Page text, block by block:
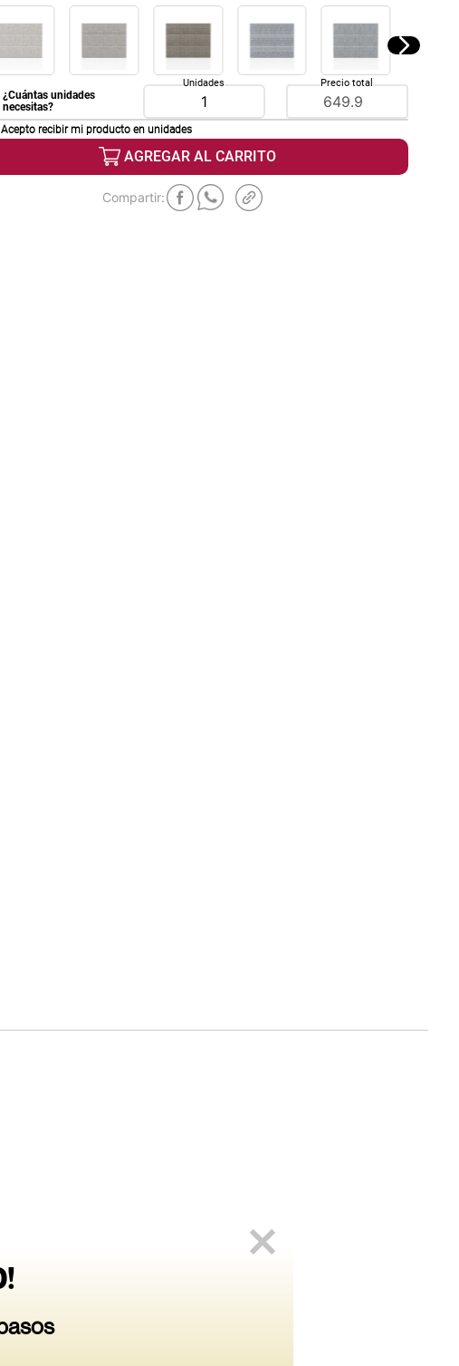
¿Cuántas unidades
necesitas?
Unidades Precio total
Acepto recibir mi producto en unidades
AGREGAR AL CARRITO